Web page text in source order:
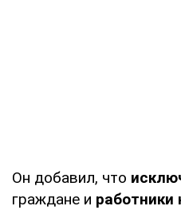
Он добавил, что
граждане и работники